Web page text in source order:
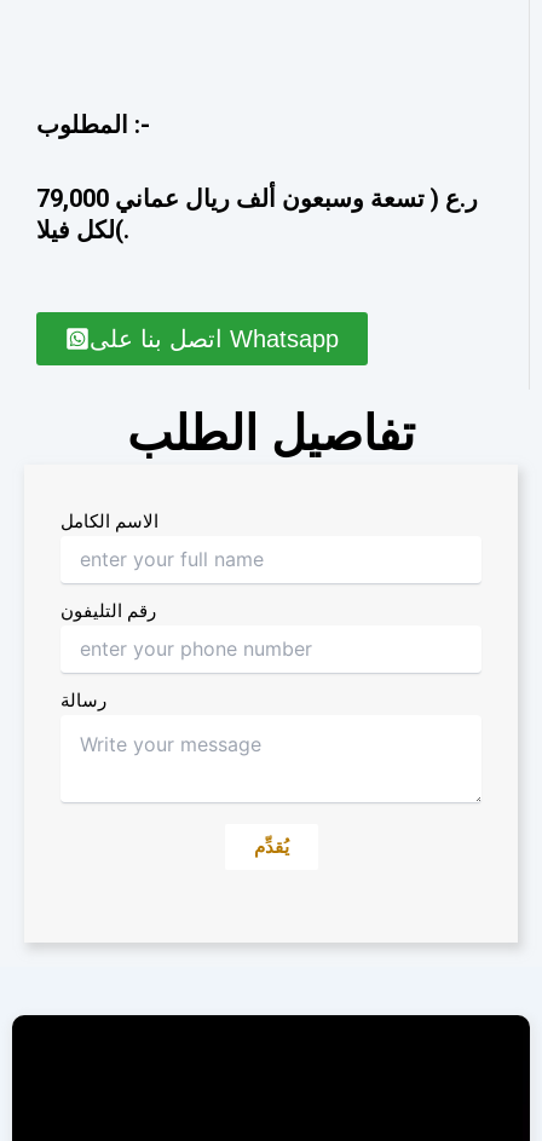
المطلوب :-
79,000 ر.ع ( تسعة وسبعون ألف ريال عماني
)لكل فيلا.
اتصل بنا على Whatsapp
تفاصيل الطلب
الاسم الكامل
رقم التليفون
رسالة
يُقدِّم